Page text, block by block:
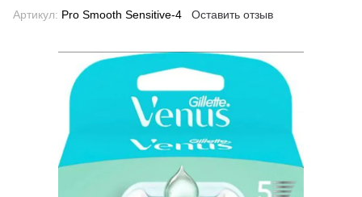
Артикул: Pro Smooth Sensitive-4 Оставить отзыв